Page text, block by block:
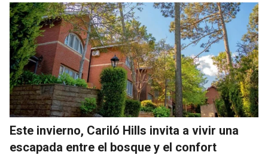
Este invierno, Cariló Hills invita a vivir una
escapada entre el bosque y el confort